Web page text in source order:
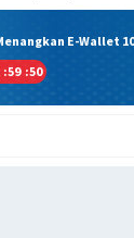
E-Wallet
:59 :49